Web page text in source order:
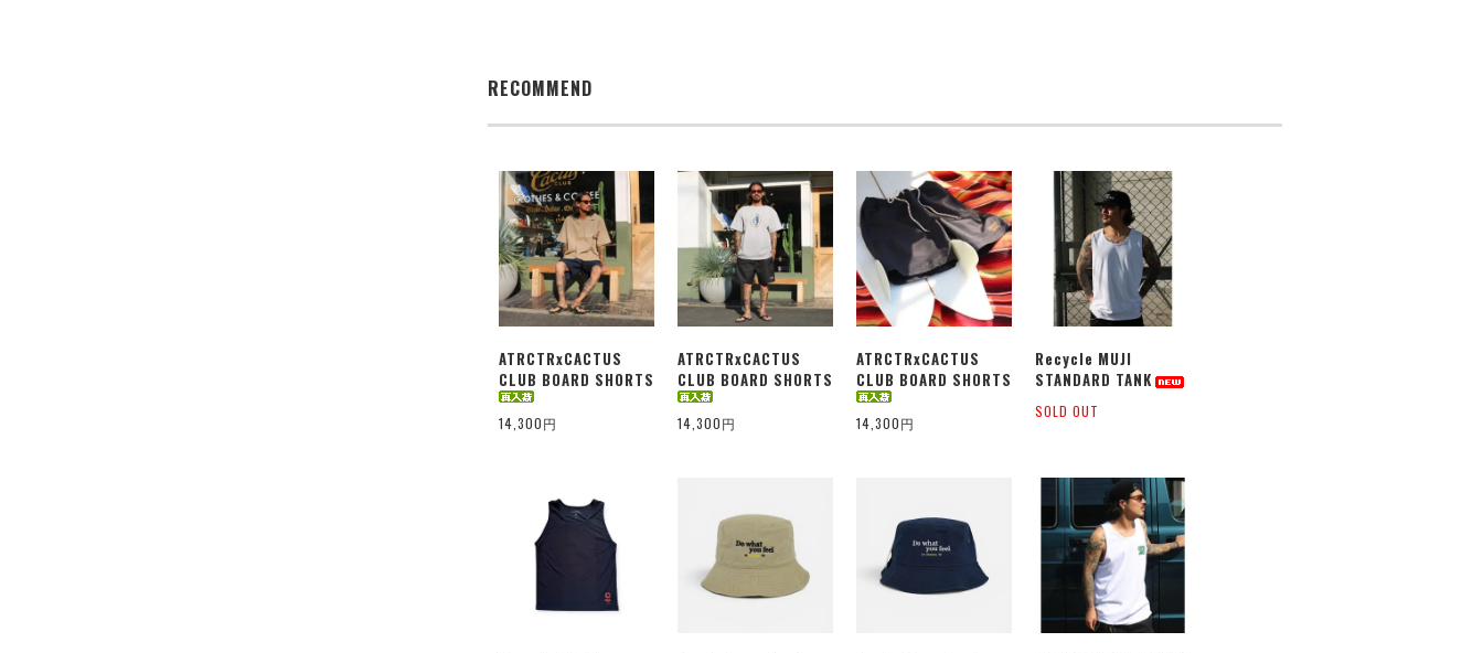
RECOMMEND
ATRCTRxCACTUS
CLUB BOARD SHORTS
14,300円
ATRCTRxCACTUS
CLUB BOARD SHORTS
14,300円
ATRCTRxCACTUS
CLUB BOARD SHORTS
14,300円
Recycle MUJI
STANDARD TANK
SOLD OUT